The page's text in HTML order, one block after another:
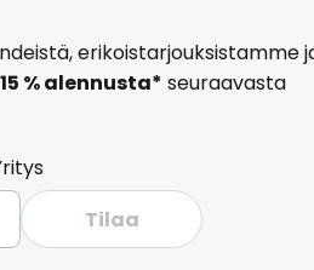
erikoistarjouksistamme
15 % alennusta* seuraavasta
Tilaa